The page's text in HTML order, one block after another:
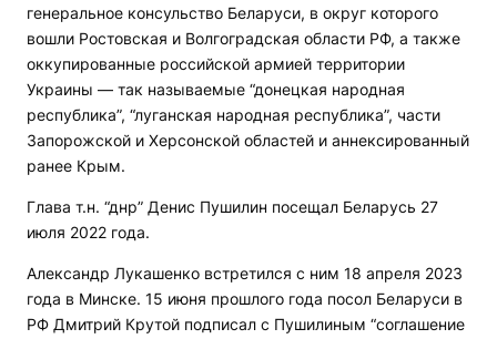
генеральное консульство Беларуси, в округ которого
вошли Ростовская и Волгоградская области РФ, а также
оккупированные российской армией территории
Украины — так называемые “донецкая народная
республика”, “луганская народная республика”, части
Запорожской и Херсонской областей и аннексированный
ранее Крым.
Глава т.н. “днр” Денис Пушилин посещал Беларусь 27
июля 2022 года.
Александр Лукашенко встретился с ним 18 апреля 2023
года в Минске. 15 июня прошлого года посол Беларуси в
РФ Дмитрий Крутой подписал с Пушилиным “соглашение